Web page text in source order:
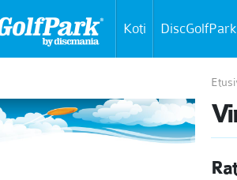
Koti DiscGolfPark